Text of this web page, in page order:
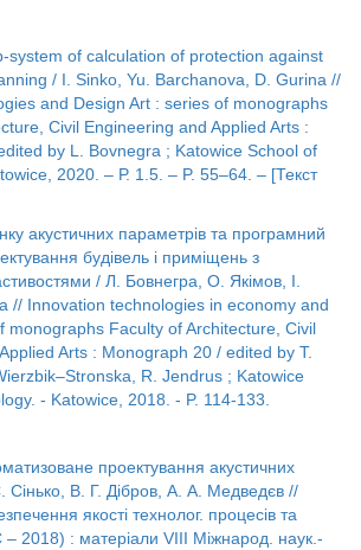
system of calculation of protection against
/ I. Sinko, Yu. Barchanova, D. Gurina //
and Design Art : series of monographs
Civil Engineering and Applied Arts :
by L. Bovnegra ; Katowice School of
2020. – Р. 1.5. – P. 55–64. – [Текст
акустичних параметрів та програмний
будівель і приміщень з
/ Л. Бовнегра, О. Якімов, І.
// Innovation technologies in economy and
monographs Faculty of Architecture, Civil
Arts : Monograph 20 / edited by T.
R. Jendrus ; Katowice
- Katowice, 2018. - P. 114-133.
проектування акустичних
Сінько, В. Г. Дібров, А. А. Медведєв //
якості технолог. процесів та
2018) : матеріали VІІІ Міжнарод. наук.-